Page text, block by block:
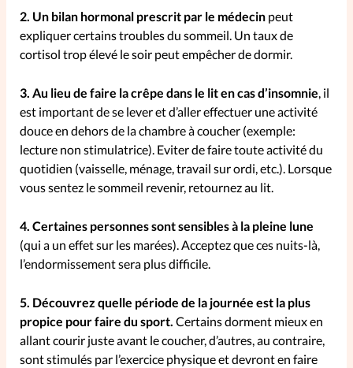
Shopping Spi
Si(x) simple de...
SpirituElles
Vive la famille
SpirituElles devient Relations
Aujourd’hui!
Faire un don
La Boutique
La Pause SpirituElles - toutes les
éditions
2. Un bilan hormonal prescrit par le médecin peut
expliquer certains troubles du sommeil. Un taux de
cortisol trop élevé le soir peut empêcher de dormir.
3. Au lieu de faire la crêpe dans le lit en cas d’insomnie, il
est important de se lever et d’aller effectuer une activité
douce en dehors de la chambre à coucher (exemple:
lecture non stimulatrice). Eviter de faire toute activité du
quotidien (vaisselle, ménage, travail sur ordi, etc.). Lorsque
vous sentez le sommeil revenir, retournez au lit.
4. Certaines personnes sont sensibles à la pleine lune
(qui a un effet sur les marées). Acceptez que ces nuits-là,
l’endormissement sera plus difficile.
5. Découvrez quelle période de la journée est la plus
propice pour faire du sport. Certains dorment mieux en
allant courir juste avant le coucher, d’autres, au contraire,
sont stimulés par l’exercice physique et devront en faire